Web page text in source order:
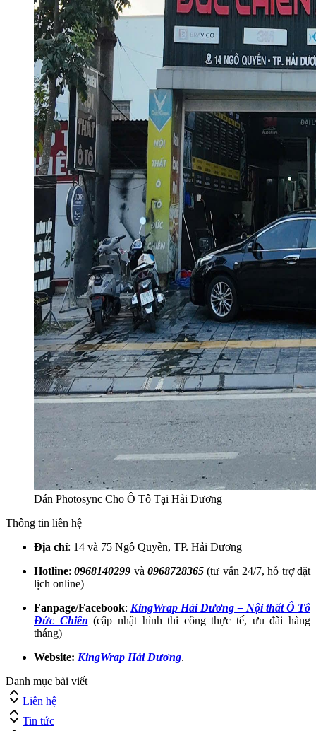
Dán Photosync Cho Ô Tô Tại Hải Dương
Thông tin liên hệ
Địa chỉ: 14 và 75 Ngô Quyền, TP. Hải Dương
Hotline:0968140299 và0968728365 (tư vấn 24/7, hỗ trợ đặt
lịch online)
Fanpage/Facebook: KingWrap Hải Dương – Nội thất Ô Tô
Đức Chiên (cập nhật hình thi công thực tế, ưu đãi hàng
tháng)
Website: KingWrap Hải Dương.
Danh mục bài viết
Liên hệ
Tin tức